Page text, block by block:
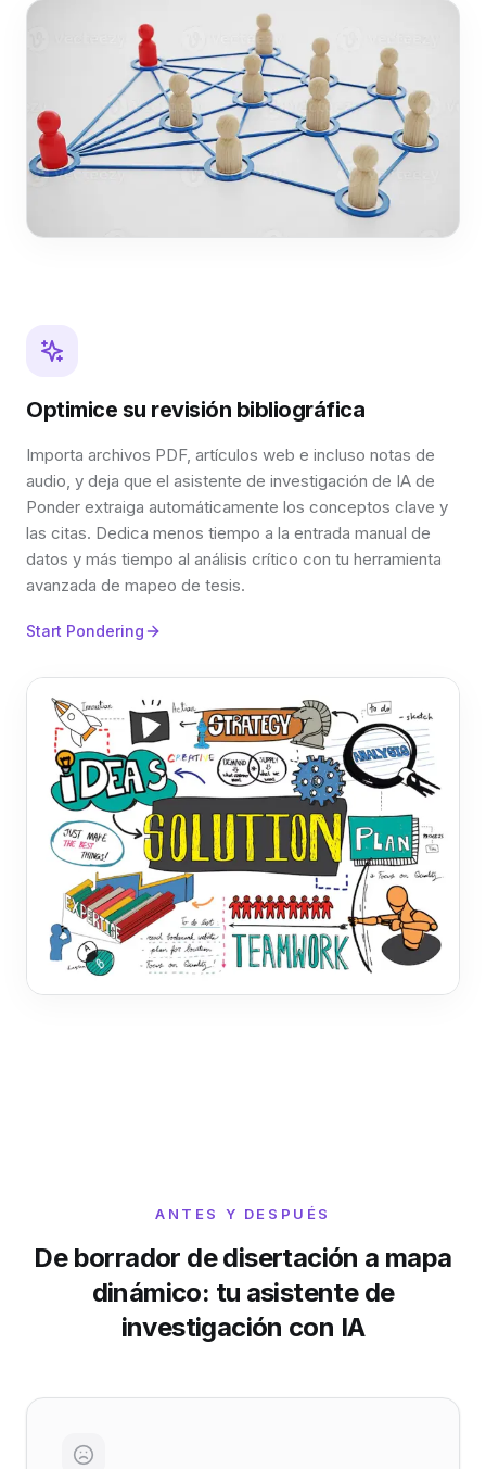
Optimice su revisión bibliográfica
Importa archivos PDF, artículos web e incluso notas de
audio, y deja que el asistente de investigación de IA de
Ponder extraiga automáticamente los conceptos clave y
las citas. Dedica menos tiempo a la entrada manual de
datos y más tiempo al análisis crítico con tu herramienta
avanzada de mapeo de tesis.
Start Pondering
ANTES Y DESPUÉS
De borrador de disertación a mapa
dinámico: tu asistente de
investigación con IA